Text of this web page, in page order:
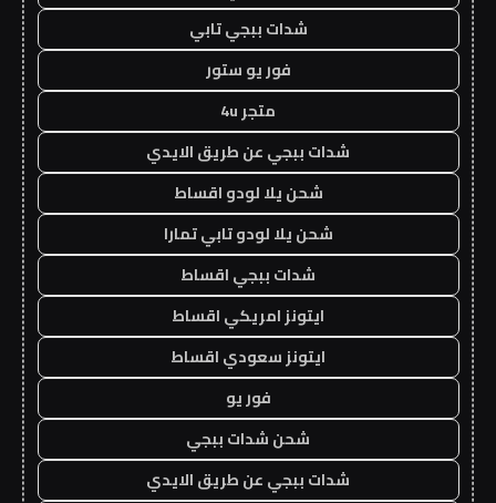
شدات ببجي تابي
فور يو ستور
متجر 4u
شدات ببجي عن طريق الايدي
شحن يلا لودو اقساط
شحن يلا لودو تابي تمارا
شدات ببجي اقساط
ايتونز امريكي اقساط
ايتونز سعودي اقساط
فور يو
شحن شدات ببجي
شدات ببجي عن طريق الايدي